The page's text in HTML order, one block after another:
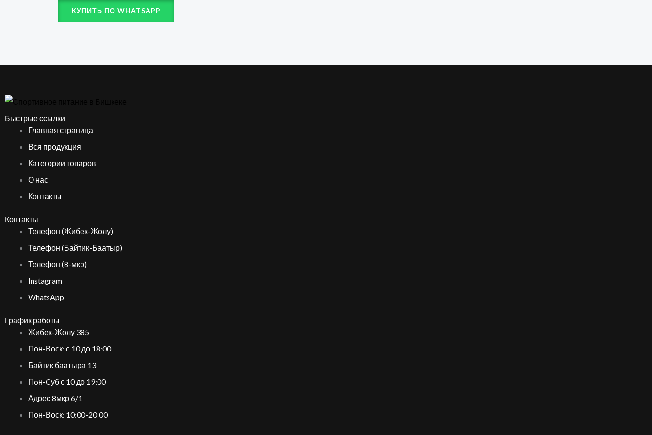
КУПИТЬ ПО WHATSAPP
Быстрые ссылки
Главная страница
Вся продукция
Категории товаров
О нас
Контакты
Контакты
Телефон (Жибек-Жолу)
Телефон (Байтик-Баатыр)
Телефон (8-мкр)
Instagram
WhatsApp
График работы
Жибек-Жолу 385
Пон-Воск: с 10 до 18:00
Байтик баатыра 13
Пoн-Cуб с 10 до 19:00
Адрес 8мкр 6/1
Пон-Воск: 10:00-20:00